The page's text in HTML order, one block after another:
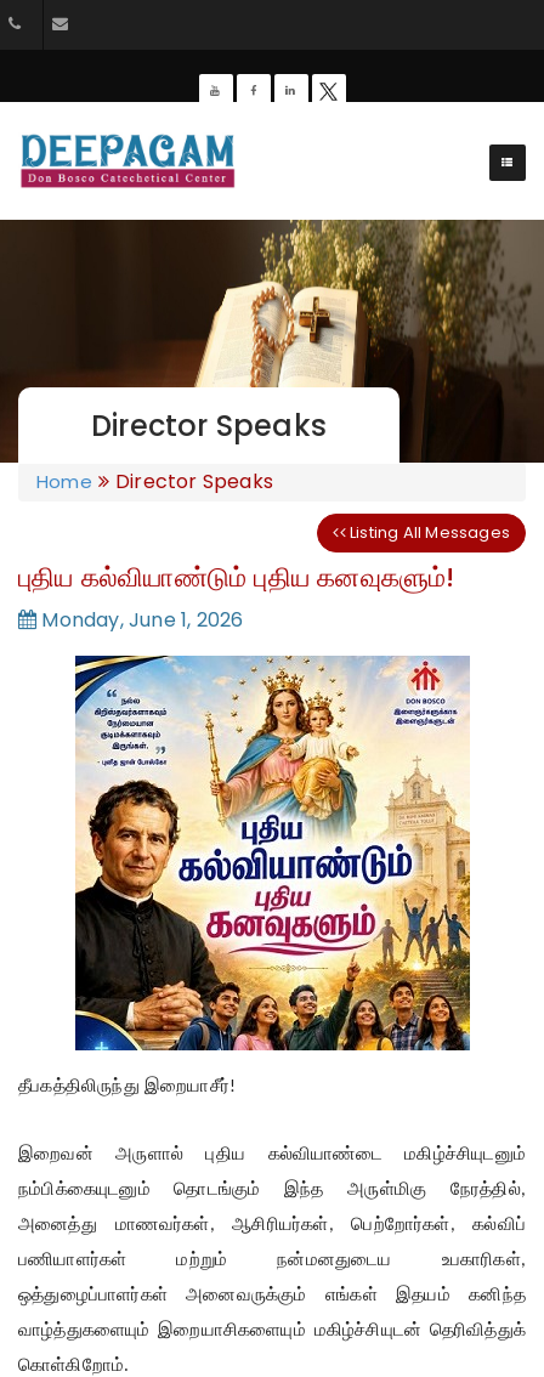
+91 9385201453
Director Speaks
Home Director Speaks
Listing All Messages
புதிய கல்வியாண்டும் புதிய கனவுகளும்!
Monday, June 1, 2026
தீபகத்திலிருந்து இறையாசீர்!
இறைவன் அருளால் புதிய கல்வியாண்டை மகிழ்ச்சியுடனும்
நம்பிக்கையுடனும் தொடங்கும் இந்த அருள்மிகு நேரத்தில்,
அனைத்து மாணவர்கள்,ஆசிரியர்கள்,பெற்றோர்கள்,கல்விப்
பணியாளர்கள் மற்றும் நன்மனதுடைய உபகாரிகள்,
ஒத்துழைப்பாளர்கள் அனைவருக்கும் எங்கள் இதயம் கனிந்த
வாழ்த்துகளையும் இறையாசிகளையும் மகிழ்ச்சியுடன் தெரிவித்துக்
கொள்கிறோம்.